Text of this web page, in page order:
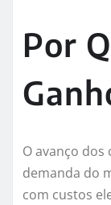
Por
O avanço
demanda do
com custos